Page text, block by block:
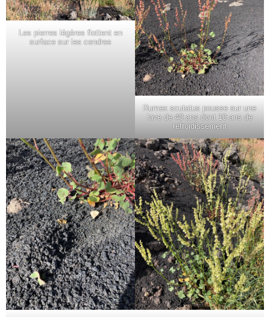
Les pierres légères flottent en
surface sur les cendres
Rumex scutatus pousse sur une
lave de 40 ans dont 10 ans de
refroidissement